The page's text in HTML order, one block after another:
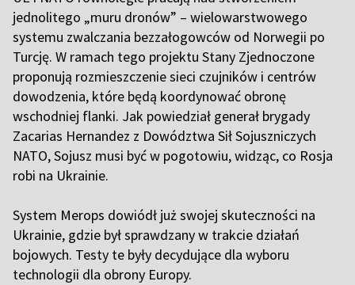
jednolitego „muru dronów” – wielowarstwowego
systemu zwalczania bezzałogowców od Norwegii po
Turcję. W ramach tego projektu Stany Zjednoczone
proponują rozmieszczenie sieci czujników i centrów
dowodzenia, które będą koordynować obronę
wschodniej flanki. Jak powiedział generał brygady
Zacarias Hernandez z Dowództwa Sił Sojuszniczych
NATO, Sojusz musi być w pogotowiu, widząc, co Rosja
robi na Ukrainie.
System Merops dowiódł już swojej skuteczności na
Ukrainie, gdzie był sprawdzany w trakcie działań
bojowych. Testy te były decydujące dla wyboru
technologii dla obrony Europy.